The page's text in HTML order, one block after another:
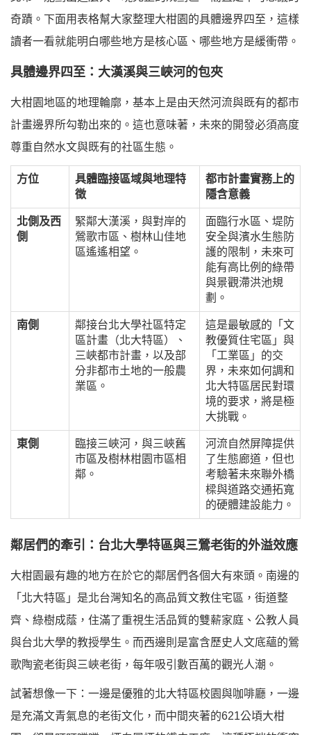
奇蹟。下面用表格幫大家整理大柑園的具體邊界四至，這樣
讀者一看就能明白哪些地方是核心區、哪些地方是緩衝帶。
具體邊界四至：大漢溪與三峽河的包夾
大柑園地區的地理輪廓，基本上是由天然河流與既有的都市
計畫邊界所勾勒出來的。這也意味著，未來的開發必須高度
尊重自然水文與既有的社區生態。
方位
具體臨接區域與地理特
徵
都市計畫實務上的
隱含意義
北側及西
側
緊鄰大漢溪，與對岸的
鶯歌市區、樹林山佳地
區遙遙相望。
面臨行水區、堤防
安全與濱水生態防
護的限制，未來可
能有高比例的綠帶
與景觀滯洪池規
劃。
南側
鄰接台北大學社區特定
區計畫（北大特區）、
三峽都市計畫，以及部
分非都市土地的一般農
業區。
這是最敏感的「文
教優質住宅區」與
「工業區」的交
界，未來如何調和
北大特區居民對環
境的要求，將是極
大挑戰。
東側
臨接三峽河，與三峽舊
市區及樹林柑園市區相
鄰。
河流自然屏障提供
了生態廊道，但也
考驗著未來聯外橋
樑與道路交通拓寬
的硬體建設能力。
鄰居們的牽引：台北大學特區與三鶯老街的外溢效應
大柑園最有趣的地方在於它的鄰居們各個大有來頭。南邊的
「北大特區」是北台灣知名的高品質文教住宅區，街道整
齊、綠樹成蔭，住滿了重視生活品質的雙薪家庭、公教人員
與台北大學的教授學生。而西邊則是富含歷史人文底蘊的鶯
歌陶瓷老街與三峽老街，每年吸引數百萬的觀光人潮。
試著想像一下：一邊是優雅的北大特區校園與咖啡廳，一邊
是充滿文青氣息的老街文化，而中間夾著的621公頃大柑